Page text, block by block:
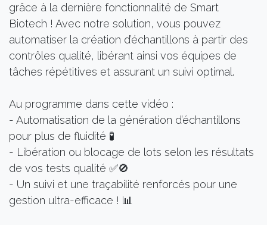
grâce à la dernière fonctionnalité de Smart
Biotech ! Avec notre solution, vous pouvez
automatiser la création d’échantillons à partir des
contrôles qualité, libérant ainsi vos équipes de
tâches répétitives et assurant un suivi optimal.
Au programme dans cette vidéo :
- Automatisation de la génération d’échantillons
pour plus de fluidité 🧪
- Libération ou blocage de lots selon les résultats
de vos tests qualité ✅🚫
- Un suivi et une traçabilité renforcés pour une
gestion ultra-efficace ! 📊